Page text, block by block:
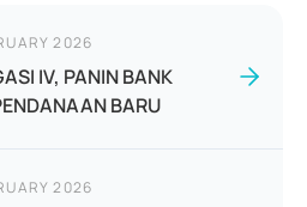
2026
IV, PANIN BANK
BARU
2026